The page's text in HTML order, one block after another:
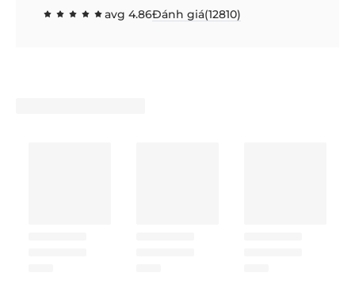
avg 4.86Đánh giá(12810)